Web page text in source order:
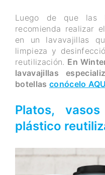
Luego de que las
recomienda realizar
en un lavavajillas
limpieza y
reutilización. En
lavavajillas
botellasconócelo
Platos,
plástico